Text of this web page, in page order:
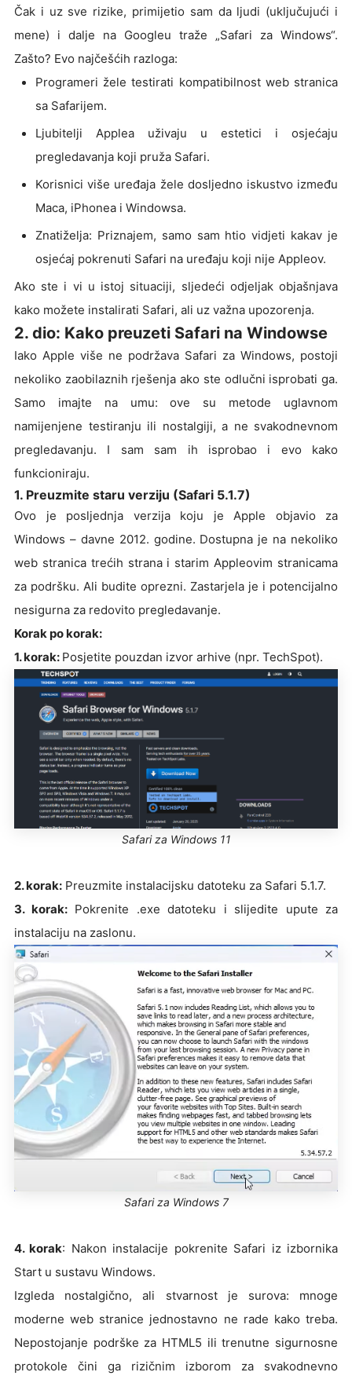
Čak i uz sve rizike, primijetio sam da ljudi (uključujući i
mene) i dalje na Googleu traže „Safari za Windows“.
Zašto? Evo najčešćih razloga:
Programeri žele testirati kompatibilnost web stranica
sa Safarijem.
Ljubitelji Applea uživaju u estetici i osjećaju
pregledavanja koji pruža Safari.
Korisnici više uređaja žele dosljedno iskustvo između
Maca, iPhonea i Windowsa.
Znatiželja: Priznajem, samo sam htio vidjeti kakav je
osjećaj pokrenuti Safari na uređaju koji nije Appleov.
Ako ste i vi u istoj situaciji, sljedeći odjeljak objašnjava
kako možete instalirati Safari, ali uz važna upozorenja.
2. dio: Kako preuzeti Safari na Windowse
Iako Apple više ne podržava Safari za Windows, postoji
nekoliko zaobilaznih rješenja ako ste odlučni isprobati ga.
Samo imajte na umu: ove su metode uglavnom
namijenjene testiranju ili nostalgiji, a ne svakodnevnom
pregledavanju. I sam sam ih isprobao i evo kako
funkcioniraju.
1. Preuzmite staru verziju (Safari 5.1.7)
Ovo je posljednja verzija koju je Apple objavio za
Windows – davne 2012. godine. Dostupna je na nekoliko
web stranica trećih strana i starim Appleovim stranicama
za podršku. Ali budite oprezni. Zastarjela je i potencijalno
nesigurna za redovito pregledavanje.
Korak po korak:
1. korak: Posjetite pouzdan izvor arhive (npr. TechSpot).
Safari za Windows 11
2. korak: Preuzmite instalacijsku datoteku za Safari 5.1.7.
3. korak:Pokrenite .exe datoteku i slijedite upute za
instalaciju na zaslonu.
Safari za Windows 7
4. korak: Nakon instalacije pokrenite Safari iz izbornika
Start u sustavu Windows.
Izgleda nostalgično, ali stvarnost je surova: mnoge
moderne web stranice jednostavno ne rade kako treba.
Nepostojanje podrške za HTML5 ili trenutne sigurnosne
protokole čini ga rizičnim izborom za svakodnevno